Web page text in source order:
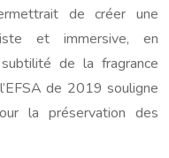
de créer une
et immersive, en
de la fragrance
de 2019 souligne
la préservation des